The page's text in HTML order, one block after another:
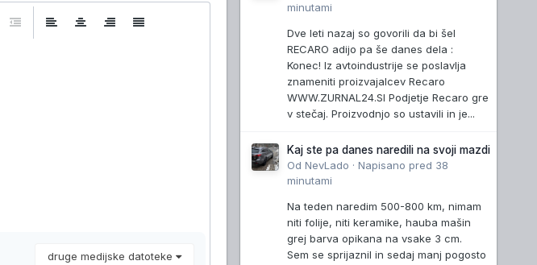
druge medijske datoteke
minutami
Dve leti nazaj so govorili da bi šel
RECARO adijo pa še danes dela :
Konec! Iz avtoindustrije se poslavlja
znameniti proizvajalcev Recaro
WWW.ZURNAL24.SI Podjetje Recaro gre
v stečaj. Proizvodnjo so ustavili in je...
Kaj ste pa danes naredili na svoji mazdi
OdNevLado ·Napisanopred 38
minutami
Na teden naredim 500-800 km, nimam
niti folije, niti keramike, hauba mašin
grej barva opikana na vsake 3 cm.
Sem se sprijaznil in sedaj manj pogosto